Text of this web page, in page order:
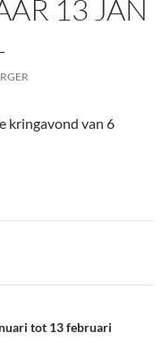
13 JAN
kringavond van 6
tot 13 februari